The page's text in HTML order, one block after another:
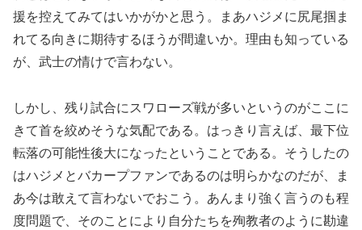
援を控えてみてはいかがかと思う。まあハジメに尻尾掴ま
れてる向きに期待するほうが間違いか。理由も知っている
が、武士の情けで言わない。
しかし、残り試合にスワローズ戦が多いというのがここに
きて首を絞めそうな気配である。はっきり言えば、最下位
転落の可能性後大になったということである。そうしたの
はハジメとバカープファンであるのは明らかなのだが、ま
あ今は敢えて言わないでおこう。あんまり強く言うのも程
度問題で、そのことにより自分たちを殉教者のように勘違